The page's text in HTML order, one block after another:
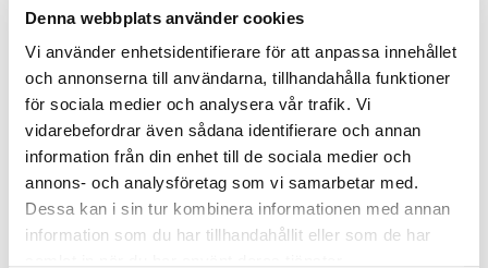
Denna webbplats använder cookies
Vi använder enhetsidentifierare för att anpassa innehållet
och annonserna till användarna, tillhandahålla funktioner
för sociala medier och analysera vår trafik. Vi
vidarebefordrar även sådana identifierare och annan
information från din enhet till de sociala medier och
annons- och analysföretag som vi samarbetar med.
Dessa kan i sin tur kombinera informationen med annan
information som du har tillhandahållit eller som de har
Viktiga länkar